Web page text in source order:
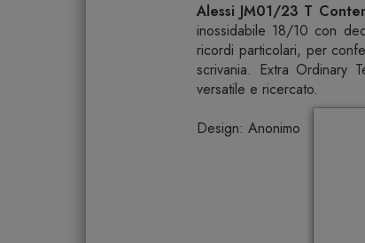
Alessi JM01/23 T
inossidabile 18/10 con
ricordi particolari, per
scrivania. Extra Ordinary
versatile e ricercato.
Design: Anonimo